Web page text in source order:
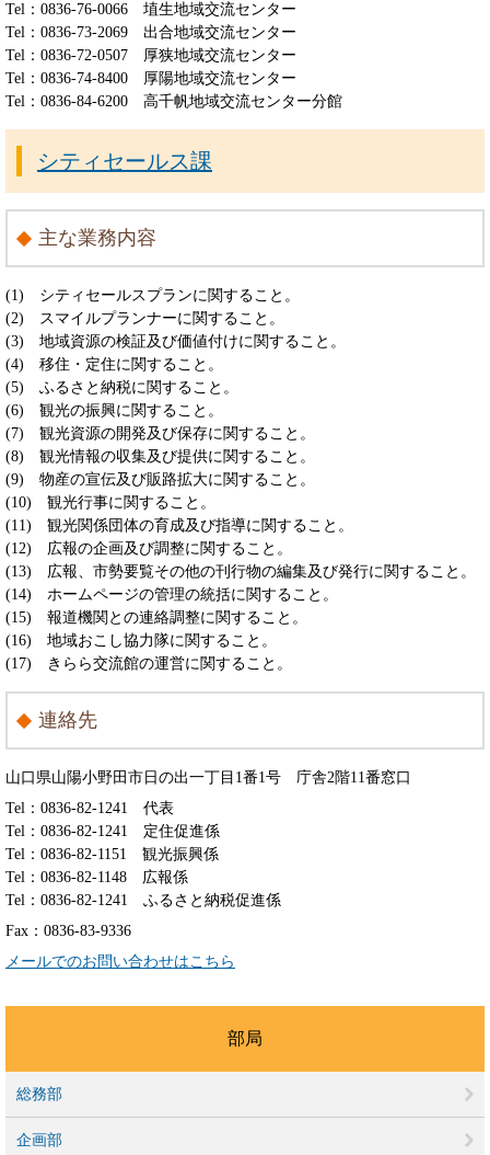
Tel：0836-76-0066
埴生地域交流センター
Tel：0836-73-2069
出合地域交流センター
Tel：0836-72-0507
厚狭地域交流センター
Tel：0836-74-8400
厚陽地域交流センター
Tel：0836-84-6200
高千帆地域交流センター分館
シティセールス課
主な業務内容
(1) シティセールスプランに関すること。
(2) スマイルプランナーに関すること。
(3) 地域資源の検証及び価値付けに関すること。
(4) 移住・定住に関すること。
(5) ふるさと納税に関すること。
(6) 観光の振興に関すること。
(7) 観光資源の開発及び保存に関すること。
(8) 観光情報の収集及び提供に関すること。
(9) 物産の宣伝及び販路拡大に関すること。
(10) 観光行事に関すること。
(11) 観光関係団体の育成及び指導に関すること。
(12) 広報の企画及び調整に関すること。
(13) 広報、市勢要覧その他の刊行物の編集及び発行に関すること。
(14) ホームページの管理の統括に関すること。
(15) 報道機関との連絡調整に関すること。
(16) 地域おこし協力隊に関すること。
(17) きらら交流館の運営に関すること。
連絡先
山口県山陽小野田市日の出一丁目1番1号 庁舎2階11番窓口
Tel：0836-82-1241
代表
Tel：0836-82-1241
定住促進係
Tel：0836-82-1151
観光振興係
Tel：0836-82-1148
広報係
Tel：0836-82-1241
ふるさと納税促進係
Fax：0836-83-9336
メールでのお問い合わせはこちら
部局
総務部
企画部